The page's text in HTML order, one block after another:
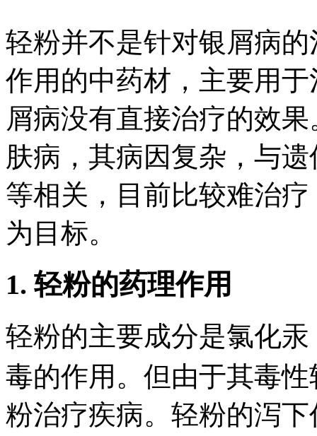
轻粉并不是针对银屑病
作用的中药材，主要用
屑病没有直接治疗的效
肤病，其病因复杂，与
等相关，目前比较难治
为目标。
1. 轻粉的药理作用
轻粉的主要成分是氯化汞
毒的作用。但由于其毒
粉治疗疾病。轻粉的泻